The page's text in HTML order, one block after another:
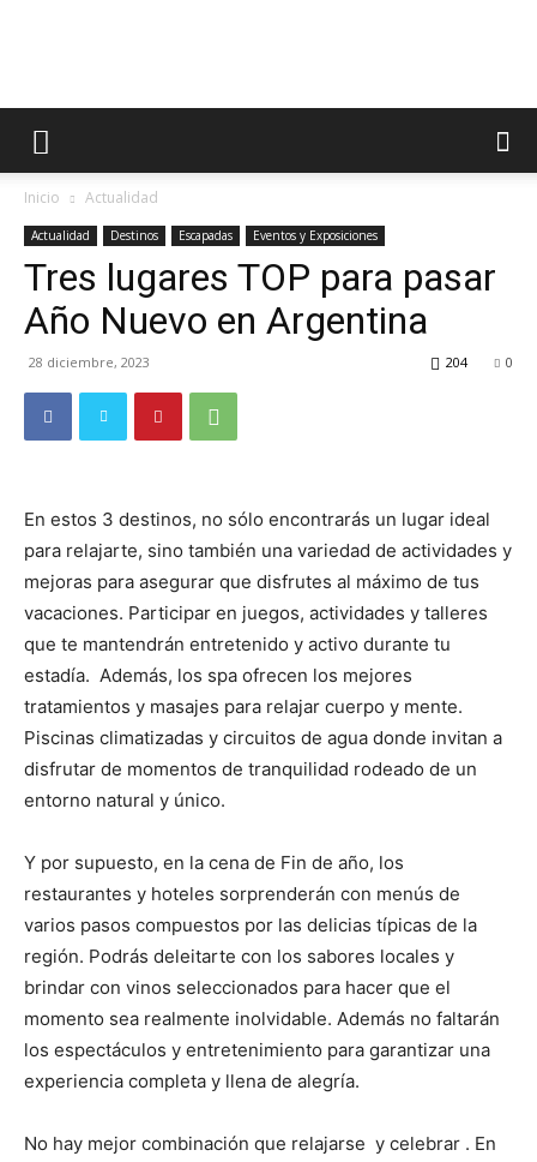
Radio
Turística
Inicio Actualidad
Actualidad Destinos Escapadas Eventos y Exposiciones
Tres lugares TOP para pasar
Año Nuevo en Argentina
28 diciembre, 2023 0
204
En estos 3 destinos, no sólo encontrarás un lugar ideal
para relajarte, sino también una variedad de actividades y
mejoras para asegurar que disfrutes al máximo de tus
vacaciones. Participar en juegos, actividades y talleres
que te mantendrán entretenido y activo durante tu
estadía. Además, los spa ofrecen los mejores
tratamientos y masajes para relajar cuerpo y mente.
Piscinas climatizadas y circuitos de agua donde invitan a
disfrutar de momentos de tranquilidad rodeado de un
entorno natural y único.
Y por supuesto, en la cena de Fin de año, los
restaurantes y hoteles sorprenderán con menús de
varios pasos compuestos por las delicias típicas de la
región. Podrás deleitarte con los sabores locales y
brindar con vinos seleccionados para hacer que el
momento sea realmente inolvidable. Además no faltarán
los espectáculos y entretenimiento para garantizar una
experiencia completa y llena de alegría.
No hay mejor combinación que relajarse y celebrar . En